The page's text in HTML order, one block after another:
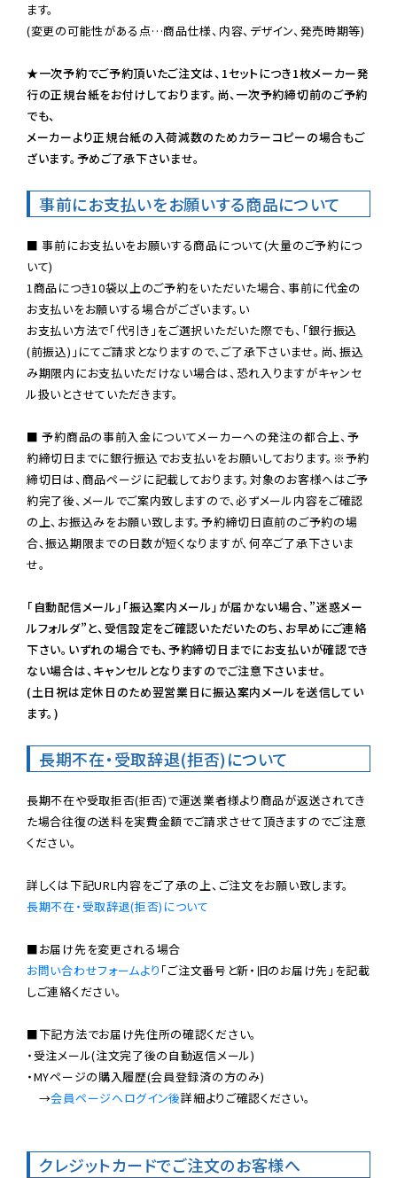
ます。
(変更の可能性がある点…商品仕様、内容、デザイン、発売時期等)
★一次予約でご予約頂いたご注文は、1セットにつき1枚メーカー発
行の正規台紙をお付けしております。尚、一次予約締切前のご予約
でも、
メーカーより正規台紙の入荷減数のためカラーコピーの場合もご
ざいます。予めご了承下さいませ。
事前にお支払いをお願いする商品について
■ 事前にお支払いをお願いする商品について(大量のご予約につ
いて)
1商品につき10袋以上のご予約をいただいた場合、事前に代金の
お支払いをお願いする場合がございます。い
お支払い方法で「代引き」をご選択いただいた際でも、「銀行振込
(前振込)」にてご請求となりますので、ご了承下さいませ。尚、振込
み期限内にお支払いただけない場合は、恐れ入りますがキャンセ
ル扱いとさせていただきます。
■ 予約商品の事前入金についてメーカーへの発注の都合上、予
約締切日までに銀行振込でお支払いをお願いしております。※予約
締切日は、商品ページに記載しております。対象のお客様へはご予
約完了後、メールでご案内致しますので、必ずメール内容をご確認
の上、お振込みをお願い致します。予約締切日直前のご予約の場
合、振込期限までの日数が短くなりますが、何卒ご了承下さいま
せ。
「自動配信メール」「振込案内メール」が届かない場合、”迷惑メー
ルフォルダ”と、受信設定をご確認いただいたのち、お早めにご連絡
下さい。いずれの場合でも、予約締切日までにお支払いが確認でき
ない場合は、キャンセルとなりますのでご注意下さいませ。
(土日祝は定休日のため翌営業日に振込案内メールを送信してい
ます。)
長期不在・受取辞退(拒否)について
長期不在や受取拒否(拒否)で運送業者様より商品が返送されてき
た場合往復の送料を実費金額でご請求させて頂きますのでご注意
ください。
長期不在・受取辞退(拒否)について
お問い合わせフォームより 「ご注文番号と新・旧のお届け先」を記載
しご連絡ください。
■下記方法でお届け先住所の確認ください。
・受注メール(注文完了後の自動返信メール)
・MYページの購入履歴(会員登録済の方のみ)
→会員ページへログイン後詳細よりご確認ください。
クレジットカードでご注文のお客様へ